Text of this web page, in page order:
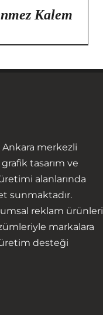
Kalem
merkezli
tasarım ve
alanlarında
sunmaktadır.
reklam ürünleri
markalara
üretim desteği